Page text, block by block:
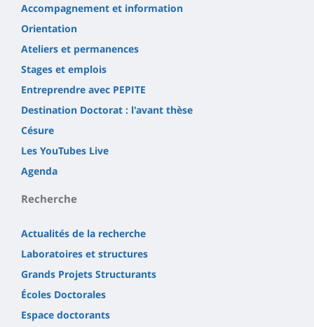
Accompagnement et information
Orientation
Ateliers et permanences
Stages et emplois
Entreprendre avec PEPITE
Destination Doctorat : l'avant thèse
Césure
Les YouTubes Live
Agenda
Recherche
Actualités de la recherche
Laboratoires et structures
Grands Projets Structurants
Écoles Doctorales
Espace doctorants